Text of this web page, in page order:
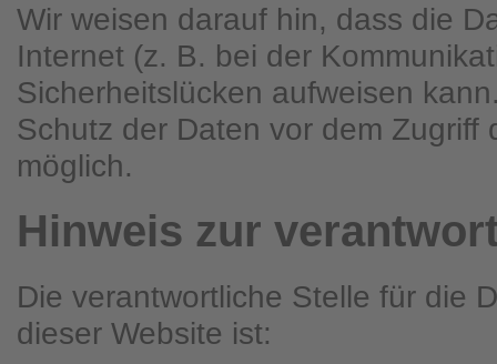
Wir weisen darauf hin, dass die
Internet (z. B. bei der
Sicherheitslücken aufweisen
Schutz der Daten vor dem Zugriff
möglich.
Hinweis zur
Die verantwortliche Stelle für die
dieser Website ist: